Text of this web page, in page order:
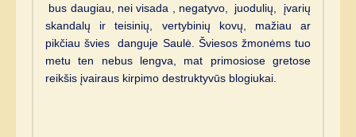
bus daugiau, nei visada , negatyvo, juodulių, įvarių
skandalų ir teisinių, vertybinių kovų, mažiau ar
pikčiau švies danguje Saulė. Šviesos žmonėms tuo
metu ten nebus lengva, mat primosiose gretose
reikšis įvairaus kirpimo destruktyvūs blogiukai.